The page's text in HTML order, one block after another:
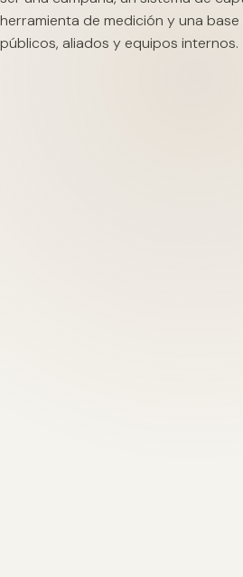
herramienta de medición y una
públicos, aliados y equipos internos.